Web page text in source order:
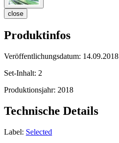
close
Produktinfos
Veröffentlichungsdatum: 14.09.2018
Set-Inhalt: 2
Produktionsjahr: 2018
Technische Details
Label: Selected